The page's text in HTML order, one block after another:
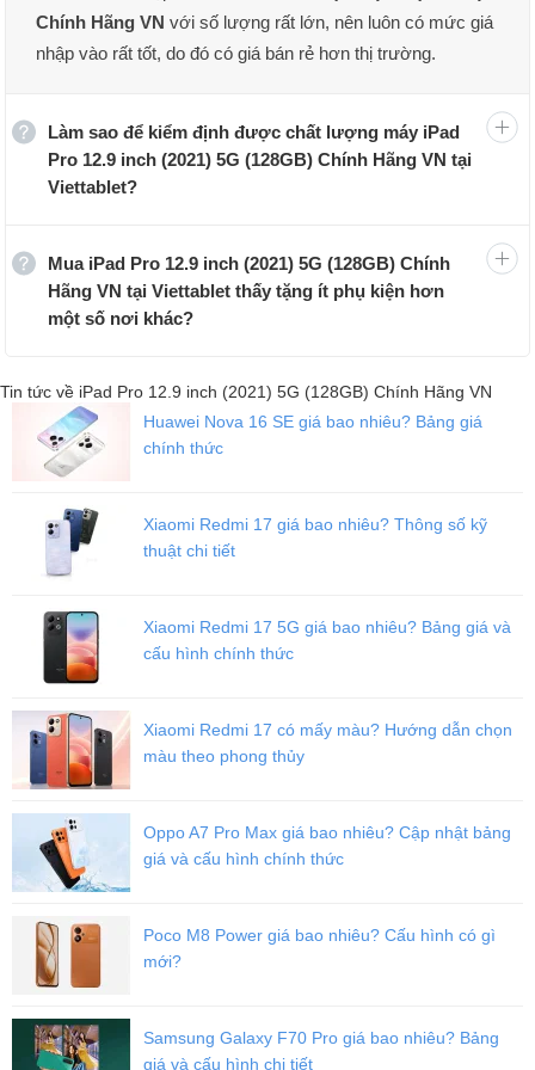
M1
Về tính năng, iPad Pro 12.9 inch (2021) 5G được trang bịkết nối
Bluetooth 5.0
đem đến khả năng kết nối nhanh và ổn định. Ngoài
ra, phiên bản này còn được
Đây có lẽ là một trong những tính năng hứa hẹn sẽ vô cùng cần
thiết trong tương khi cột sóng 5G tại Việt Nam chính thức được đưa
xem phim, giải trí
iPad Pro 12.9 inch (2021) 5G có một
chắn. Tương tự như ở phiên bản 5G, iPad Pro 12.9 inch (2021) 5G
cũng cókích thước 280.6 x 214.9 x 6.4 mm
Chính Hãng VN với số lượng rất lớn, nên luôn có mức giá
nhập vào rất tốt, do đó có giá bán rẻ hơn thị trường.
Làm sao để kiểm định được chất lượng máy iPad
Pro 12.9 inch (2021) 5G (128GB) Chính Hãng VN tại
Viettablet?
Mua iPad Pro 12.9 inch (2021) 5G (128GB) Chính
Hãng VN tại Viettablet thấy tặng ít phụ kiện hơn
một số nơi khác?
Tin tức về iPad Pro 12.9 inch (2021) 5G (128GB) Chính Hãng VN
Huawei Nova 16 SE giá bao nhiêu? Bảng giá
chính thức
Xiaomi Redmi 17 giá bao nhiêu? Thông số kỹ
thuật chi tiết
Xiaomi Redmi 17 5G giá bao nhiêu? Bảng giá và
cấu hình chính thức
Xiaomi Redmi 17 có mấy màu? Hướng dẫn chọn
màu theo phong thủy
Oppo A7 Pro Max giá bao nhiêu? Cập nhật bảng
giá và cấu hình chính thức
Poco M8 Power giá bao nhiêu? Cấu hình có gì
mới?
Samsung Galaxy F70 Pro giá bao nhiêu? Bảng
giá và cấu hình chi tiết